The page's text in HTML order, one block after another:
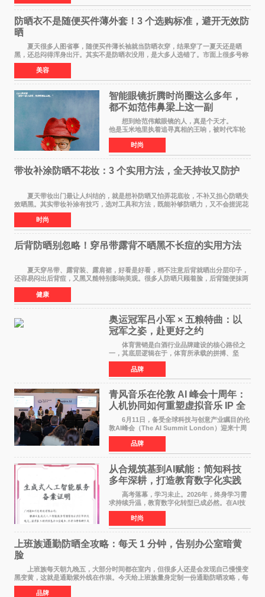
防晒衣不是随便买件薄外套！3 个选购标准，避开无效防
晒
夏天很多人图省事，随便买件薄长袖就当防晒衣穿，结果穿了一夏天还是晒
黑，还总闷得浑身出汗。其实不是防晒衣没用，是大多人选错了。市面上很多号称
防晒衣 的款式，本质就是普通薄外套，根
美容
智能眼镜折腾时尚圈这么多年，
都不如范伟鼻梁上这一副
想到给范伟戴眼镜的人，真是个天才。
他是玉米地里执着追寻真相的王响，被时代车轮
碾过，轴得让人心疼；在《马大帅》里，他是穿
貂皮大衣、永远在做梦的辽北第一狠人范德彪，
体面全靠嘴硬撑
时尚
带妆补涂防晒不花妆：3 个实用方法，全天持妆又防护
夏天带妆出门最让人纠结的，就是想补防晒又怕弄花底妆，不补又担心防晒失
效晒黑。其实带妆补涂有技巧，选对工具和方法，既能补够防晒力，又不会搓泥花
妆，全天持妆和防护可以同时兼顾。 第
时尚
后背防晒别忽略！穿吊带露背不晒黑不长痘的实用方法
夏天穿吊带、露背装、露肩裙，好看是好看，稍不注意后背就晒出分层印子，
还容易闷出后背痘，又黑又糙特别影响美观。很多人防晒只顾着脸，后背随便抹两
下甚至完全不涂，结果晒黑后好几个月都白
健康
奥运冠军吕小军 × 五粮特曲：以
冠军之姿，赴更好之约
体育营销是白酒行业品牌建设的核心路径之
一，其底层逻辑在于，体育所承载的拼搏、坚
守、超越等正向精神，能为白酒品牌注入人格化
的精神内核，同时体育受众与白酒主流消费群体
高度重合，可有效
品牌
青风音乐在伦敦 AI 峰会十周年：
人机协同如何重塑虚拟音乐 IP 全
球化路径？
6月11日，备受全球科技与创意产业瞩目的伦
敦AI峰会（The AI Summit London）迎来十周
年盛典。这场横跨科技、文娱、资本的国际盛
会，持续定义着 AI 产业落地的前沿风向。 当
行业普遍陷
品牌
从合规筑基到AI赋能：简知科技
多年深耕，打造教育数字化实践
范本
高考落幕，学习未止。2026年，终身学习需
求持续升温，教育数字化转型已成必然。在AI技
术已经全面融入教育领域的形式下，传统在线教
育统一教学之弊、AI内容监管之难、数据安全之
忧，亦随之凸显
时尚
上班族通勤防晒全攻略：每天 1 分钟，告别办公室暗黄
脸
上班族每天朝九晚五，大部分时间都在室内，但很多人还是会发现自己慢慢变
黑变黄，这就是通勤紫外线在作祟。今天给上班族量身定制一份通勤防晒攻略，每
天只花 1 分钟，就能轻松搞定。 首先
品牌